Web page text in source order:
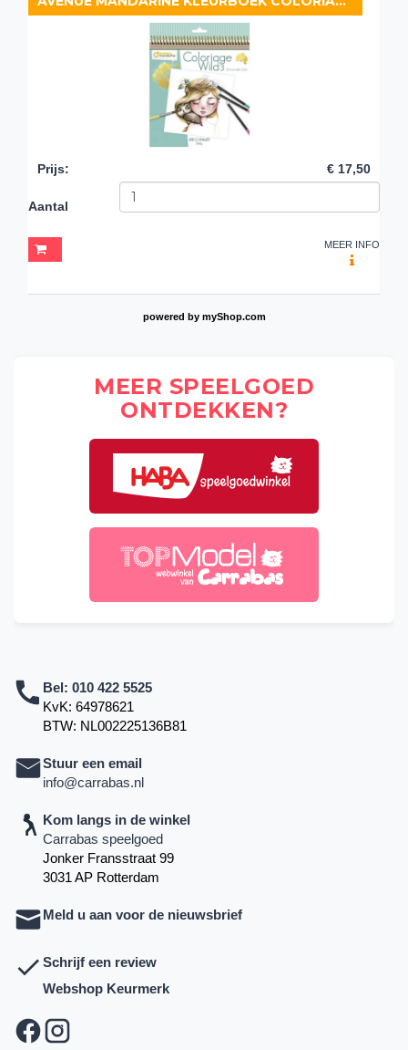
Prijs: € 17,50
Aantal
MEER INFO
powered by myShop.com
MEER SPEELGOED
ONTDEKKEN?
Bel: 010 422 5525
KvK: 64978621
BTW: NL002225136B81
Stuur een email
info@carrabas.nl
Kom langs in de winkel
Carrabas speelgoed
Jonker Fransstraat 99
3031 AP Rotterdam
Meld u aan voor de nieuwsbrief
Schrijf een review
Webshop Keurmerk